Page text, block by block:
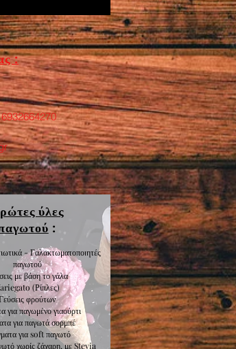
:
ύλες
:
- Γαλακτωματοποιητές
παγωτού
με βάση το γάλα
(Ρίπλες)
φρούτων
γιαπαγωμένο γιαούρτι
γιαπαγωτά σορμπέ
γιαsoft παγωτό
χωρίς ζάχαρη, με Stevia